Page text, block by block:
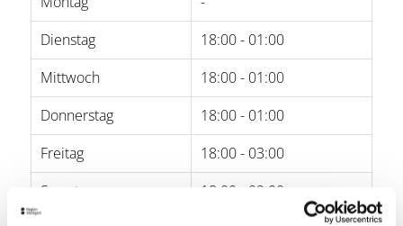
Dienstag
18:00 - 01:00
Mittwoch
18:00 - 01:00
Donnerstag
18:00 - 01:00
Freitag
18:00 - 03:00
Samstag
18:00 - 02:00